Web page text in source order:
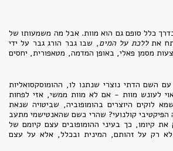
כלל סופם גם הוא מוות. אבל מה משמעותו של
אתללכת על המים, שבו גבר הורג גבר על ידי
מסמן פאלי, באופן המדמה, מטאפורית, יחסים
השם הדתי נוצרי שנתנו לו, ההומוסקסואליות
לעונש מוות - אם לא מוות ממשי, אזי לפחות
לוקים היוצרים בהומופוביה, שביטויה שנאת
הפיקטיבי קולנועי? שהרי כשם שהאנטישמי מתעב
את קיומו, כך בעיני ההומופובים עצם קיומם של
לא רק על זהותם, המינית ובכלל, אלא על עצם